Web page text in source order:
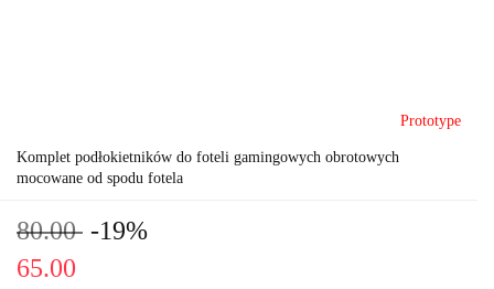
Prototype
Komplet podłokietników do foteli gamingowych obrotowych
mocowane od spodu fotela
80.00 -19%
65.00